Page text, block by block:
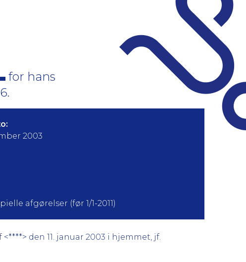
for hans
2003
afgørelser (før 1/1-2011)
den 11. januar 2003 i hjemmet, jf.